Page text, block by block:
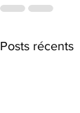
Posts récents